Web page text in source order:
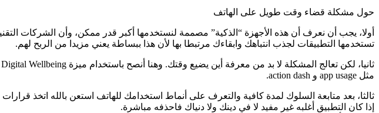
حول مشكلة قضاء وقت طويل على الهاتف
أولا، يجب أن نعرف أن هذه الأجهزة “الذكية” مصممة لنستخدمها أكبر قدر ممكن، وأن
تستخدمها التطبيقات لجذب انتباهك وابقاءك مرتبطا بها لأن هذا ببساطة يعني مزيدا من الربح لهم.
مثل app usage و action dash.
ثالثا، بعد متابعة السلوك لمدة كافية والتعرف على أنماط استخدامك للهاتف استعن بالله اتخذ
إذا كان التطبيق أغلبه غير مفيد لا في دينك ولا دنياك فاحذفه مباشرة.